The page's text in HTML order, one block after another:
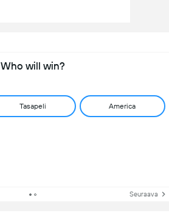
Who will win?
Tasapeli America
Seuraava